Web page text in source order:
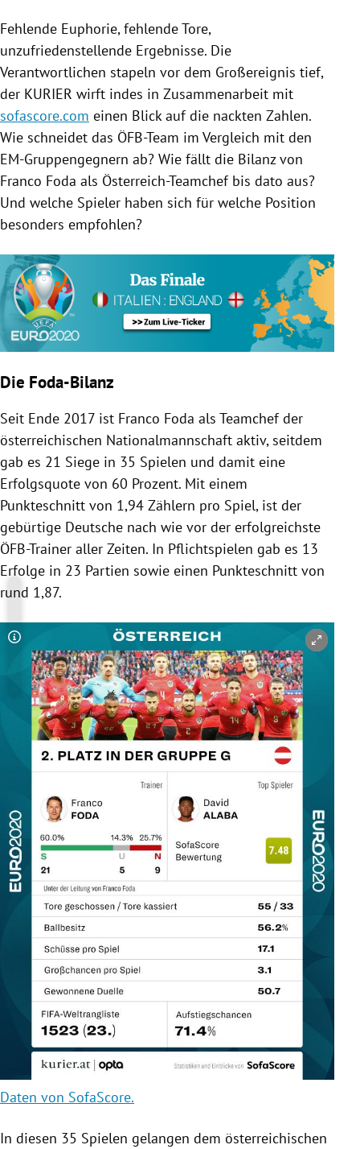
Fehlende Euphorie, fehlende Tore,
unzufriedenstellende Ergebnisse. Die
Verantwortlichen stapeln vor dem Großereignis tief,
der KURIER wirft indes in Zusammenarbeit mit
sofascore.com einen Blick auf die nackten Zahlen.
Wie schneidet das ÖFB-Team im Vergleich mit den
EM-Gruppengegnern ab? Wie fällt die Bilanz von
Franco Foda als Österreich-Teamchef bis dato aus?
Und welche Spieler haben sich für welche Position
besonders empfohlen?
Die Foda-Bilanz
Seit Ende 2017 ist Franco Foda als Teamchef der
österreichischen Nationalmannschaft aktiv, seitdem
gab es 21 Siege in 35 Spielen und damit eine
Erfolgsquote von 60 Prozent. Mit einem
Punkteschnitt von 1,94 Zählern pro Spiel, ist der
gebürtige Deutsche nach wie vor der erfolgreichste
ÖFB-Trainer aller Zeiten. In Pflichtspielen gab es 13
Erfolge in 23 Partien sowie einen Punkteschnitt von
rund 1,87.
Copyright-Hinweis öffnen/schließen
Daten von SofaScore.
In diesen 35 Spielen gelangen dem österreichischen